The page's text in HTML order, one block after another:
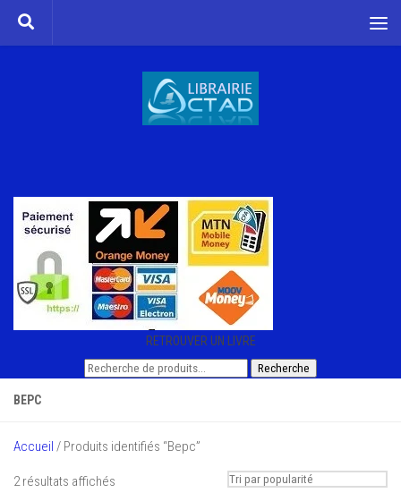
Skip to content
RETROUVER UN LIVRE
Recherche
Recherche
BEPC
Accueil / Produits identifiés “Bepc”
2 résultats affichés